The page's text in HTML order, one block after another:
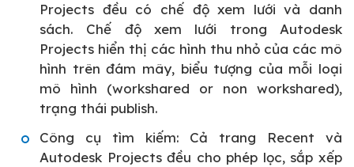
Projects đều có chế độ xem lưới và danh
sách. Chế độ xem lưới trong Autodesk
Projects hiển thị các hình thu nhỏ của các mô
hình trên đám mây, biểu tượng của mỗi loại
mô hình (workshared or non workshared),
trạng thái publish.
Công cụ tìm kiếm: Cả trang Recent và
Autodesk Projects đều cho phép lọc, sắp xếp